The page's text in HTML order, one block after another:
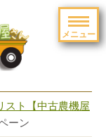
メニュー
スト【中古農機屋
ーン